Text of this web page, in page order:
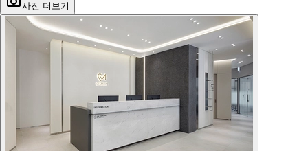
사진 더보기